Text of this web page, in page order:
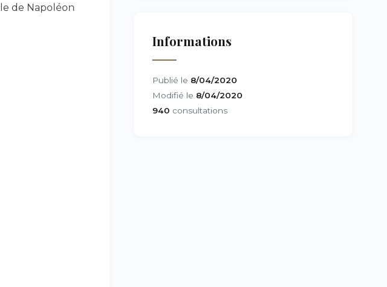
de Napoléon
Informations
Publié le 8/04/2020
Modifié le 8/04/2020
940 consultations